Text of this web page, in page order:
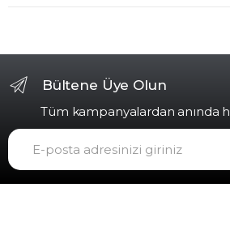
Bültene Üye Olun
Tüm kampanyalardan anında